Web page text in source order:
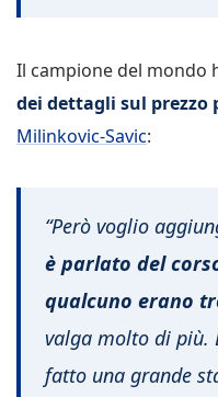
Il campione del mondo
dei dettagli sul prezzo
Milinkovic-Savic:
“Però voglio
è parlato del
qualcuno erano
valga molto di più.
fatto una grande